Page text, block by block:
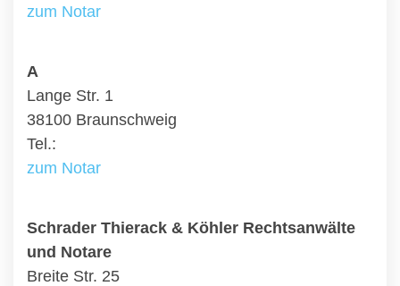
zum Notar
A
Lange Str. 1
38100 Braunschweig
Tel.:
zum Notar
Schrader Thierack & Köhler Rechtsanwälte
und Notare
Breite Str. 25